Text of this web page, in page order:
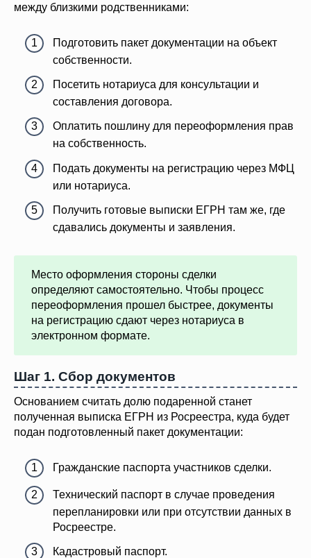
между близкими родственниками:
Подготовить пакет документации на объект
собственности.
Посетить нотариуса для консультации и
составления договора.
Оплатить пошлину для переоформления прав
на собственность.
Подать документы на регистрацию через МФЦ
или нотариуса.
Получить готовые выписки ЕГРН там же, где
сдавались документы и заявления.
Место оформления стороны сделки
определяют самостоятельно. Чтобы процесс
переоформления прошел быстрее, документы
на регистрацию сдают через нотариуса в
электронном формате.
Шаг 1. Сбор документов
Основанием считать долю подаренной станет
полученная выписка ЕГРН из Росреестра, куда будет
подан подготовленный пакет документации:
Гражданские паспорта участников сделки.
Технический паспорт в случае проведения
перепланировки или при отсутствии данных в
Росреестре.
Кадастровый паспорт.